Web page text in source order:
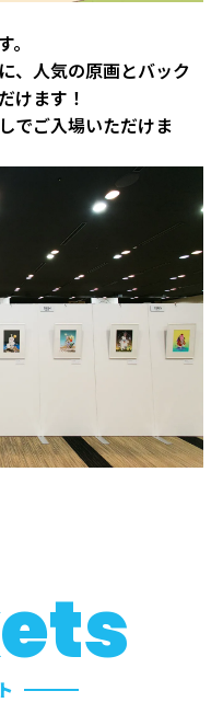
、人気の原画とバック
けます！
でご入場いただけま